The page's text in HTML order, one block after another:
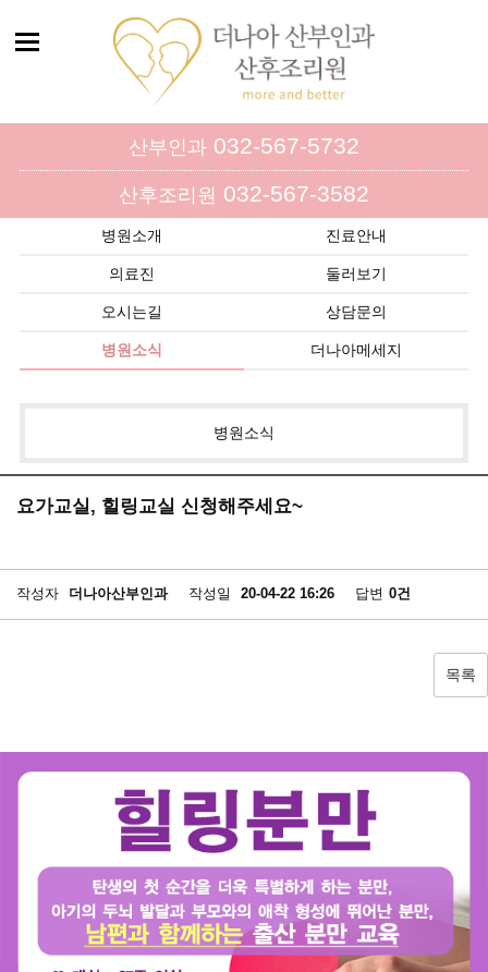
산부인과 032-567-5732
산후조리원 032-567-3582
병원소개 진료안내
의료진 둘러보기
오시는길 상담문의
병원소식 더나아메세지
병원소식
요가교실, 힐링교실 신청해주세요~
작성자 더나아산부인과 작성일 20-04-22 16:26 답변 0건
목록